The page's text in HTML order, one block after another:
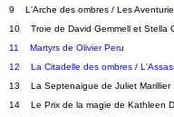
9    L'Arche des ombres / Les
10    Troie de David Gemmell et Stella
11    Martyrs de Olivier Peru
12    La Citadelle des ombres /
13    La Septenaigue de Juliet Marillier
14    Le Prix de la magie de Kathleen